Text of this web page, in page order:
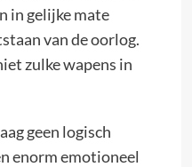
in gelijke mate
van de oorlog.
zulke wapens in
geen logisch
enorm emotioneel